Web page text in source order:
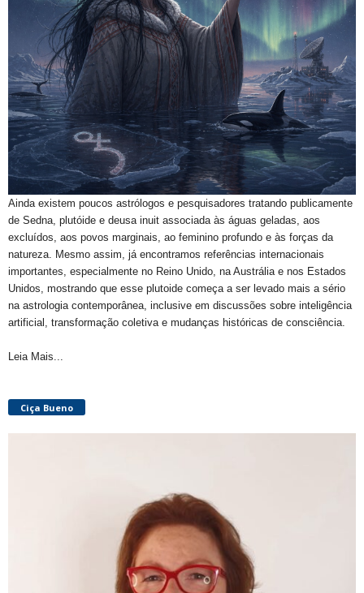
Ainda existem poucos astrólogos e pesquisadores tratando publicamente
de Sedna, plutóide e deusa inuit associada às águas geladas, aos
excluídos, aos povos marginais, ao feminino profundo e às forças da
natureza. Mesmo assim, já encontramos referências internacionais
importantes, especialmente no Reino Unido, na Austrália e nos Estados
Unidos, mostrando que esse plutoide começa a ser levado mais a sério
na astrologia contemporânea, inclusive em discussões sobre inteligência
artificial, transformação coletiva e mudanças históricas de consciência.
Leia Mais...
Ciça Bueno